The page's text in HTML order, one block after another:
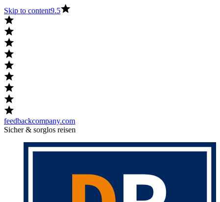
Skip to content9.5
feedbackcompany.com
Sicher & sorglos reisen